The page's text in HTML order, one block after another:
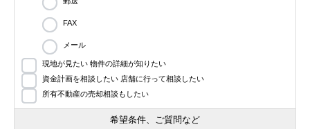
FAX
メール
現地が見たい 物件の詳細が知りたい
資金計画を相談したい 店舗に行って相談したい
所有不動産の売却相談もしたい
希望条件、ご質問など